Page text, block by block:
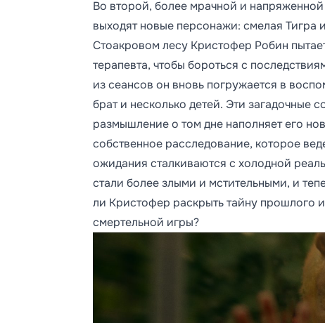
Во второй, более мрачной и
выходят новые персонажи: смелая
Стоакровом лесу Кристофер Робин
терапевта, чтобы бороться с
из сеансов он вновь погружается в
брат и несколько детей. Эти загадочные
размышление о том дне наполняет его
собственное расследование, которое
ожидания сталкиваются с холодной
стали более злыми и мстительными, и
ли Кристофер раскрыть тайну прошлого
смертельной игры?